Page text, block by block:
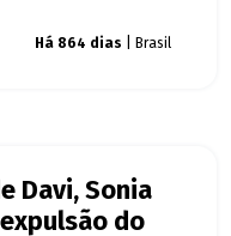
Há 864 dias | Brasil
Davi, Sonia
do